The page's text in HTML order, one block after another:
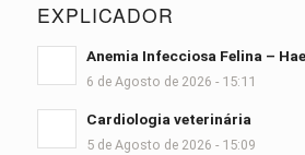
EXPLICADOR
Anemia Infecciosa Felina –
6 de Agosto de 2026 - 15:11
Cardiologia veterinária
5 de Agosto de 2026 - 15:09